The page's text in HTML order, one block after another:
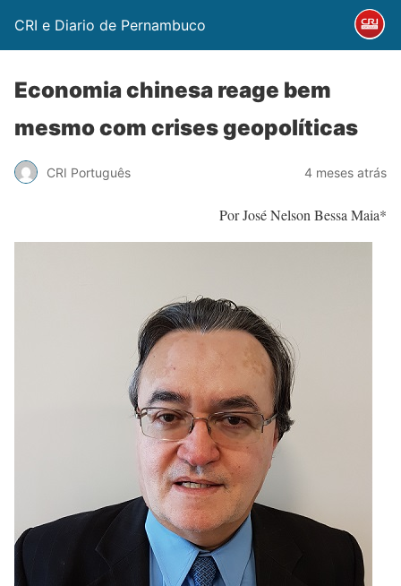
CRI e Diario de Pernambuco
Economia chinesa reage bem
mesmo com crises geopolíticas
CRI Português 4 meses atrás
Por José Nelson Bessa Maia*